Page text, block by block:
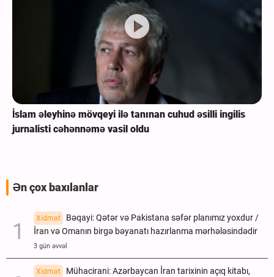
İslam əleyhinə mövqeyi ilə tanınan cuhud əsilli ingilis
jurnalisti cəhənnəmə vasil oldu
Ən çox baxılanlar
Xidmət
Bəqayi: Qətər və Pakistana səfər planımız yoxdur /
İran və Omanın birgə bəyanatı hazırlanma mərhələsindədir
3 gün əvvəl
Xidmət
Mühacirani: Azərbaycan İran tarixinin açıq kitabı,